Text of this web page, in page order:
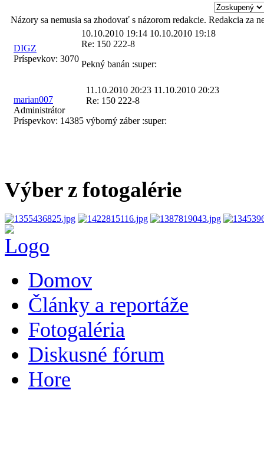
Názory sa nemusia sa zhodovať s názorom redakcie. Redakcia za
DIGZ
Príspevkov: 3070
10.10.2010 19:14 10.10.2010 19:18
Re: 150 222-8
Pekný banán :super:
marian007
Administrátor
Príspevkov: 14385
11.10.2010 20:23 11.10.2010 20:23
Re: 150 222-8
výborný záber :super:
Výber z fotogalérie
Domov
Články a reportáže
Fotogaléria
Diskusné fórum
Hore